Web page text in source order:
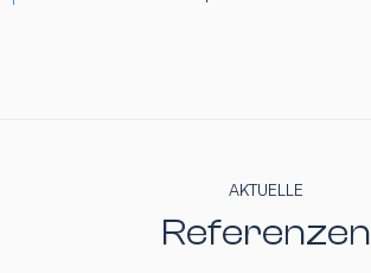
AKTUELLE
Referenzen